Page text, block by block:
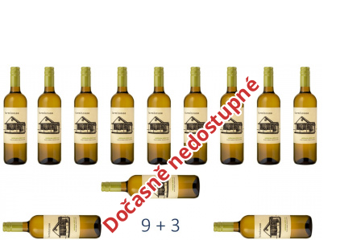
Dočasně nedostupné